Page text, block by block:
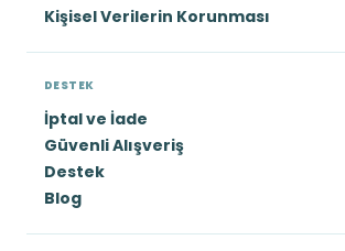
Kişisel Verilerin Korunması
DESTEK
İptal ve İade
Güvenli Alışveriş
Destek
Blog